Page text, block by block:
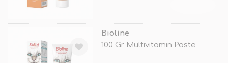
Bioline
100 Gr Multivitamin Paste